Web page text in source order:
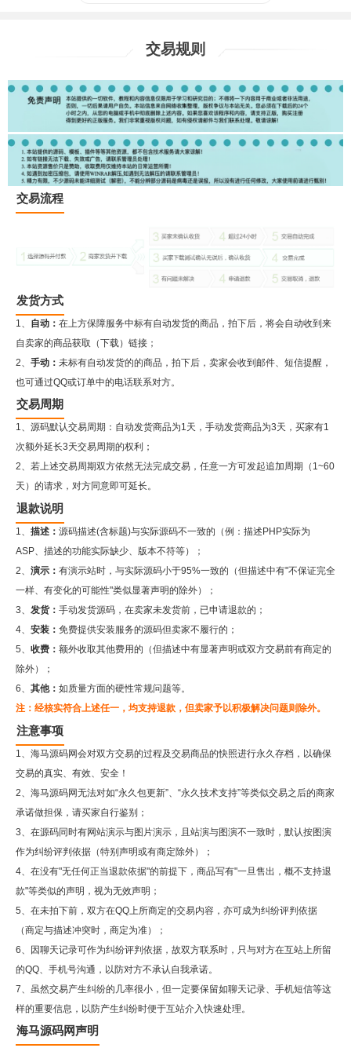
交易规则
交易流程
发货方式
1、 自动： 在上方保障服务中标有自动发货的商品，拍下后，将会自动收到来
自卖家的商品获取（下载）链接；
2、 手动： 未标有自动发货的的商品，拍下后，卖家会收到邮件、短信提醒，
也可通过QQ或订单中的电话联系对方。
交易周期
1、源码默认交易周期：自动发货商品为1天，手动发货商品为3天，买家有1
次额外延长3天交易周期的权利；
2、若上述交易周期双方依然无法完成交易，任意一方可发起追加周期（1~60
天）的请求，对方同意即可延长。
退款说明
1、 描述： 源码描述(含标题)与实际源码不一致的（例：描述PHP实际为
ASP、描述的功能实际缺少、版本不符等）；
2、 演示： 有演示站时，与实际源码小于95%一致的（但描述中有"不保证完全
一样、有变化的可能性"类似显著声明的除外）；
3、 发货： 手动发货源码，在卖家未发货前，已申请退款的；
4、 安装： 免费提供安装服务的源码但卖家不履行的；
5、 收费： 额外收取其他费用的（但描述中有显著声明或双方交易前有商定的
除外）；
6、 其他： 如质量方面的硬性常规问题等。
注：经核实符合上述任一，均支持退款，但卖家予以积极解决问题则除外。
注意事项
1、海马源码网会对双方交易的过程及交易商品的快照进行永久存档，以确保
交易的真实、有效、安全！
2、 海马源码网无法对如“永久包更新”、“永久技术支持”等类似交易之后的商家
承诺做担保，请买家自行鉴别；
3、在源码同时有网站演示与图片演示，且站演与图演不一致时，默认按图演
作为纠纷评判依据（特别声明或有商定除外）；
4、在没有"无任何正当退款依据"的前提下，商品写有"一旦售出，概不支持退
款"等类似的声明，视为无效声明；
5、在未拍下前，双方在QQ上所商定的交易内容，亦可成为纠纷评判依据
（商定与描述冲突时，商定为准）；
6、因聊天记录可作为纠纷评判依据，故双方联系时，只与对方在互站上所留
的QQ、手机号沟通，以防对方不承认自我承诺。
7、虽然交易产生纠纷的几率很小，但一定要保留如聊天记录、手机短信等这
样的重要信息，以防产生纠纷时便于互站介入快速处理。
海马源码网声明